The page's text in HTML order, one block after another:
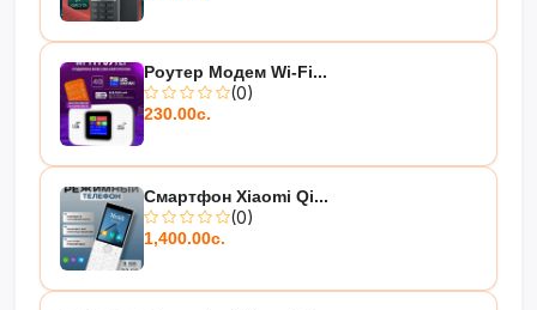
Роутер Модем Wi-Fi...
(0)
230.00с.
Смартфон Xiaomi Qi...
(0)
1,400.00с.